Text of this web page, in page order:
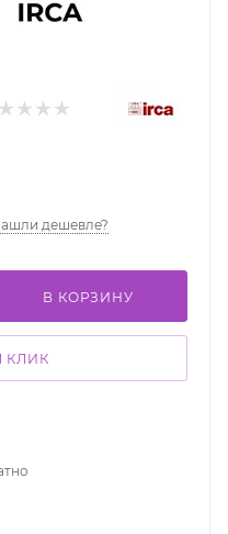
дешевле?
В КОРЗИНУ
КЛИК